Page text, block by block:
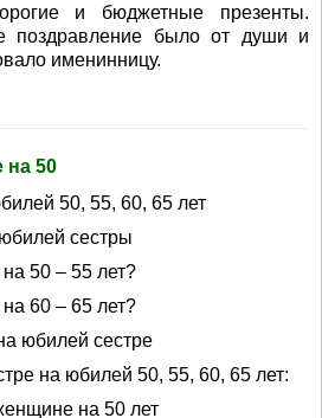
и бюджетные презенты.
поздравление было от души и
именинницу.
на 50
50, 55, 60, 65 лет
сестры
50 – 55 лет?
60 – 65 лет?
юбилей сестре
на юбилей 50, 55, 60, 65 лет:
на 50 лет